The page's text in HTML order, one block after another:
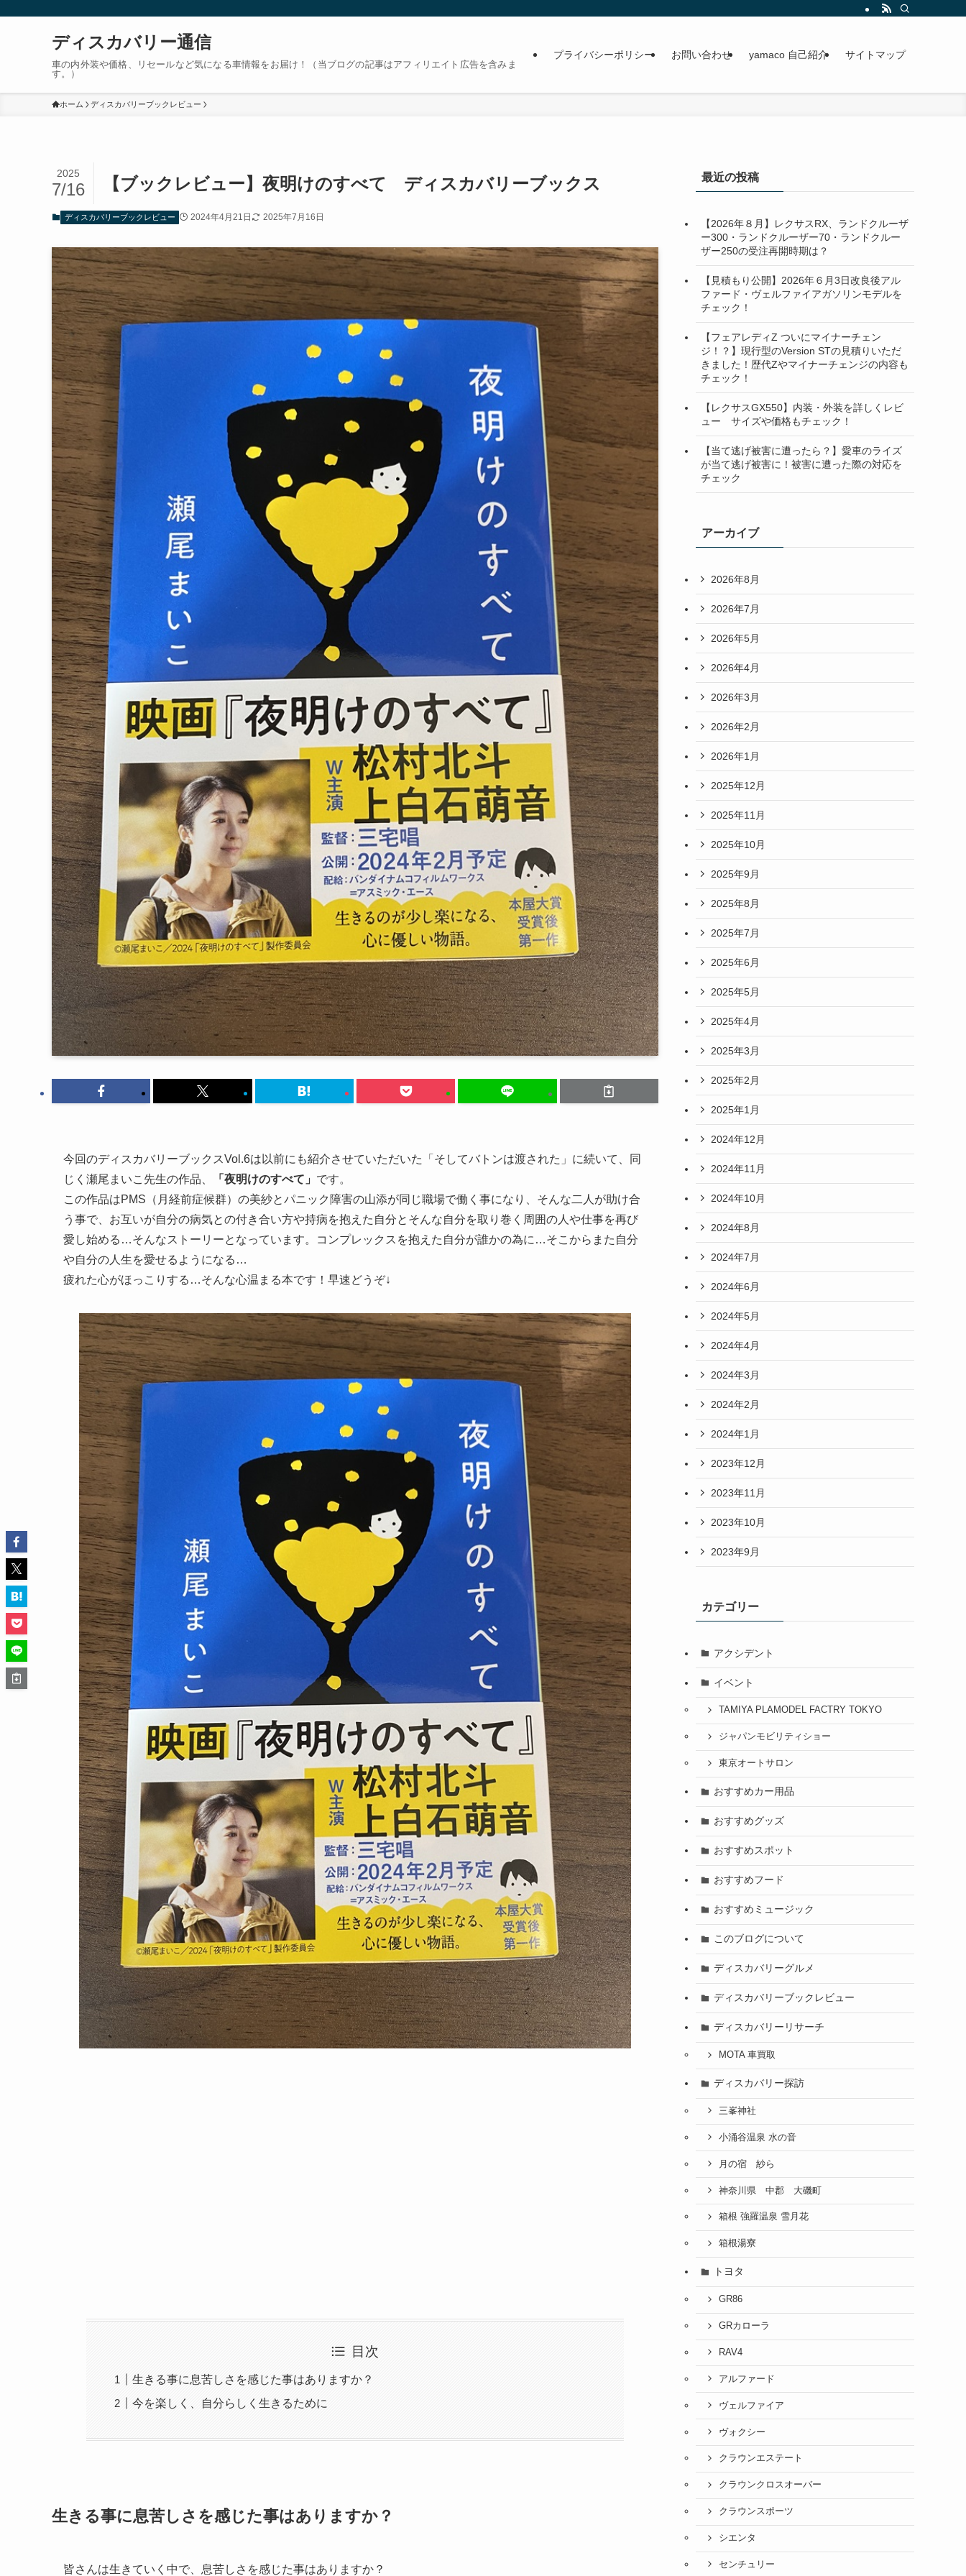
ディスカバリー通信
車の内外装や価格、リセールなど気になる車情報をお届け！（当ブログの記事はアフィリエイト広告を含みま
す。）
プライバシーポリシー お問い合わせ yamaco 自己紹介 サイトマップ
ホーム ディスカバリーブックレビュー
【ブックレビュー】夜明けのすべて ディスカバリーブックス
2025
7/16
ディスカバリーブックレビュー 2024年4月21日 2025年7月16日
今回のディスカバリーブックスVol.6は以前にも紹介させていただいた「そしてバトンは渡された」に続いて、同
じく瀬尾まいこ先生の作品、
「夜明けのすべて」 です。
この作品はPMS（月経前症候群）の美紗とパニック障害の山添が同じ職場で働く事になり、そんな二人が助け合
う事で、お互いが自分の病気との付き合い方や持病を抱えた自分とそんな自分を取り巻く周囲の人や仕事を再び
愛し始める…そんなストーリーとなっています。コンプレックスを抱えた自分が誰かの為に…そこからまた自分
や自分の人生を愛せるようになる…
疲れた心がほっこりする…そんな心温まる本です！早速どうぞ↓
目次
生きる事に息苦しさを感じた事はありますか？
今を楽しく、自分らしく生きるために
生きる事に息苦しさを感じた事はありますか？
皆さんは生きていく中で、息苦しさを感じた事はありますか？
最近の投稿
【2026年８月】レクサスRX、ランドクルーザ
ー300・ランドクルーザー70・ランドクルー
ザー250の受注再開時期は？
【見積もり公開】2026年６月3日改良後アル
ファード・ヴェルファイアガソリンモデルを
チェック！
【フェアレディZ ついにマイナーチェン
ジ！？】現行型のVersion STの見積りいただ
きました！歴代Zやマイナーチェンジの内容も
チェック！
【レクサスGX550】内装・外装を詳しくレビ
ュー サイズや価格もチェック！
【当て逃げ被害に遭ったら？】愛車のライズ
が当て逃げ被害に！被害に遭った際の対応を
チェック
アーカイブ
2026年8月
2026年7月
2026年5月
2026年4月
2026年3月
2026年2月
2026年1月
2025年12月
2025年11月
2025年10月
2025年9月
2025年8月
2025年7月
2025年6月
2025年5月
2025年4月
2025年3月
2025年2月
2025年1月
2024年12月
2024年11月
2024年10月
2024年8月
2024年7月
2024年6月
2024年5月
2024年4月
2024年3月
2024年2月
2024年1月
2023年12月
2023年11月
2023年10月
2023年9月
カテゴリー
アクシデント
イベント
TAMIYA PLAMODEL FACTRY TOKYO
ジャパンモビリティショー
東京オートサロン
おすすめカー用品
おすすめグッズ
おすすめスポット
おすすめフード
おすすめミュージック
このブログについて
ディスカバリーグルメ
ディスカバリーブックレビュー
ディスカバリーリサーチ
MOTA 車買取
ディスカバリー探訪
三峯神社
小涌谷温泉 水の音
月の宿 紗ら
神奈川県 中郡 大磯町
箱根 強羅温泉 雪月花
箱根湯寮
トヨタ
GR86
GRカローラ
RAV4
アルファード
ヴェルファイア
ヴォクシー
クラウンエステート
クラウンクロスオーバー
クラウンスポーツ
シエンタ
センチュリー